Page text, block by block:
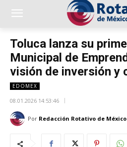
Toluca lanza su
Municipal de
visión de inversión y
EDOMEX
08.01.2026 14:53:46
Por Redacción Rotativo de México